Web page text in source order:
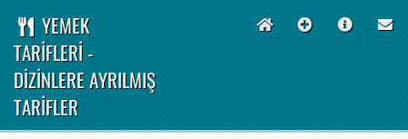
YEMEK
TARİFLERİ -
DİZİNLERE AYRILMIŞ
TARİFLER